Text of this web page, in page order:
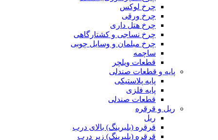
چرخ لوکس
چرخ ورقی
چرخ هتل داری
چرخ نساجی و کشتارگاهی
چرخ مبلمان و وسایل چوبی
ساچمه
قطعات ویلچر
پایه و قطعات صندلی
پایه پلاستیکی
پایه فلزی
قطعات صندلی
ریل و قرقره
ریل
قرقره (بلبرینگ) بالای درب
قرقره (بلبرینگ) زیر درب